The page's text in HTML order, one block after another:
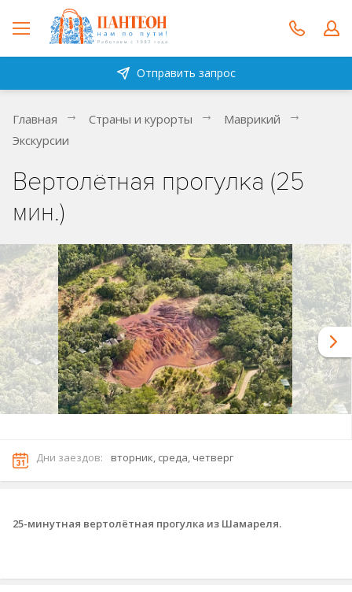
Отправить запрос
Главная Страны и курорты
Маврикий
Экскурсии
Вертолётная прогулка (25
мин.)
Дни заездов: вторник, среда, четверг
25-минутная вертолётная прогулка из Шамареля.